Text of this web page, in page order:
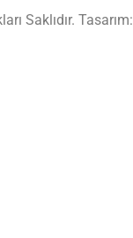
Saklıdır. Tasarım: